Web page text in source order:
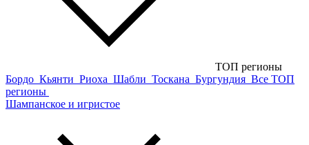
ТОП регионы
Бордо Кьянти Риоха Шабли Тоскана Бургундия Все ТОП
регионы
Шампанское и игристое